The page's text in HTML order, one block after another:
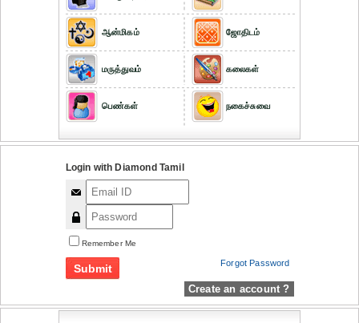
ஆன்மிகம்
மருத்துவம்
பெண்கள்
ஜோதிடம்
கலைகள்
நகைச்சுவை
Login with Diamond Tamil
Remember Me
Forgot Password
Create an account ?